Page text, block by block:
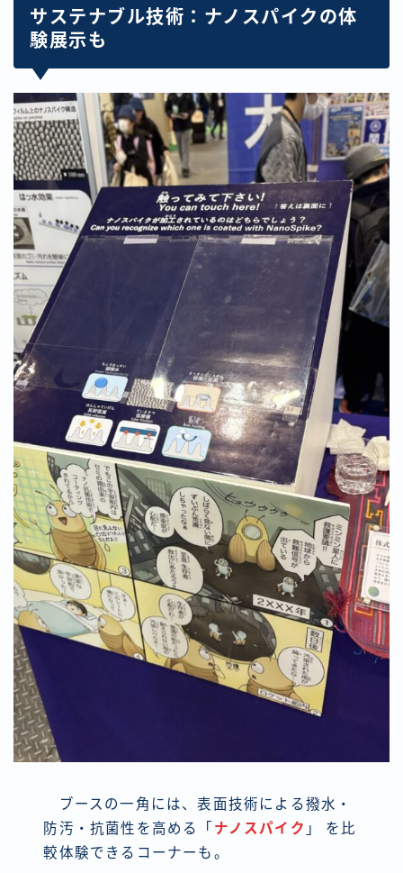
サステナブル技術：ナノスパイクの体
験展示も
ブースの一角には、表面技術による撥水・
防汚・抗菌性を高める「 ナノスパイク 」 を比
較体験できるコーナーも。